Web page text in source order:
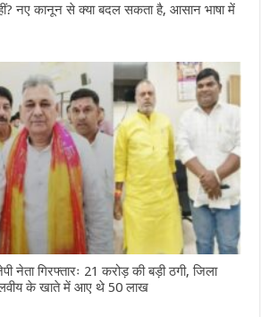
नए कानून से क्या बदल सकता है, आसान भाषा में
नेता गिरफ्तारः 21 करोड़ की बड़ी ठगी, जिला
के खाते में आए थे 50 लाख